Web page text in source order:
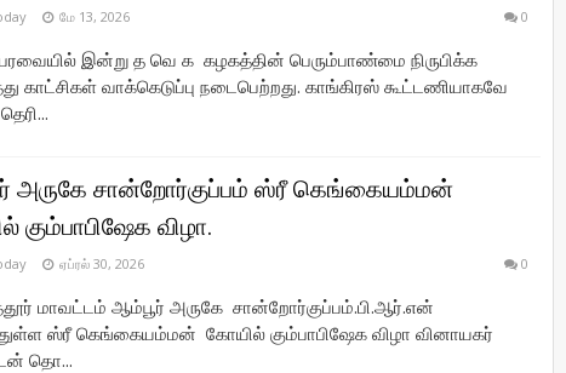
மே 13, 2026 0
இன்று த வெ க கழகத்தின் பெரும்பாண்மை நிருபிக்க
காட்சிகள் வாக்கெடுப்பு நடைபெற்றது. காங்கிரஸ் கூட்டணியாகவே
அருகே சான்றோர்குப்பம் ஸ்ரீ கெங்கையம்மன்
கும்பாபிஷேக விழா.
ஏப்ரல் 30, 2026 0
மாவட்டம் ஆம்பூர் அருகே சான்றோர்குப்பம்.பி.ஆர்.என்
ஸ்ரீ கெங்கையம்மன் கோயில் கும்பாபிஷேக விழா வினாயகர்
தொ...